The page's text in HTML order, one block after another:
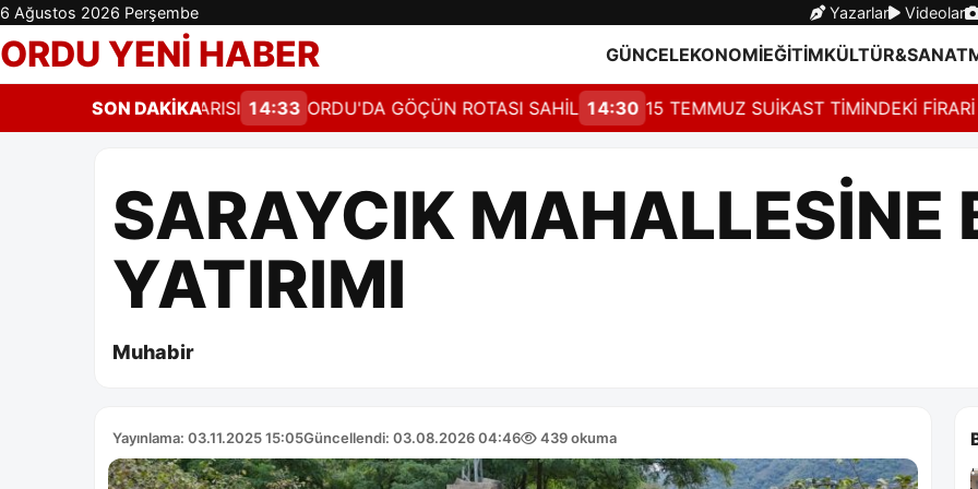
6 Ağustos 2026 Perşembe Yazarlar Videolar
ORDU YENİ HABER GÜNCELEKONOMİEĞİTİMKÜLTÜR&SANAT
SON DAKİKA
HASAT UYARISI 14:33 ORDU'DA GÖÇÜN ROTASI SAHİL 14:30 15 TEMMUZ SUİKAST TİMİNDEKİ FİRARİ
SARAYCIK MAHALLESİNE
YATIRIMI
Muhabir
Yayınlama: 03.11.2025 15:05Güncellendi: 03.08.2026 04:46 439 okuma